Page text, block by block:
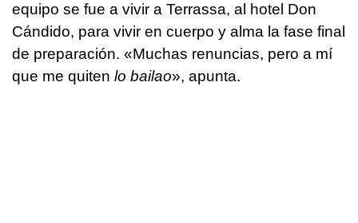
equipo se fue a vivir a Terrassa, al hotel Don
Cándido, para vivir en cuerpo y alma la fase final
de preparación. «Muchas renuncias, pero a mí
que me quiten lo bailao», apunta.